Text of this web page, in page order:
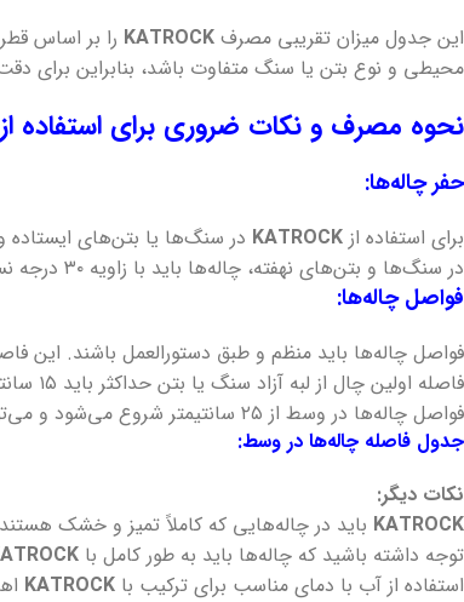
این جدول میزان تقریبی مصرف KATROCK را بر اساس
محیطی و نوع بتن یا سنگ متفاوت باشد، بنابراین برای
نحوه مصرف و نکات ضروری برای استفاده
حفر چاله‌ها:
برای استفاده از KATROCK در سنگ‌ها یا بتن‌های ایستاده
در سنگ‌ها و بتن‌های نهفته، چاله‌ها باید با زاویه ۳۰ درجه نسبت به محور سنگ یا بتن حفر گردند.
فواصل چاله‌ها:
فواصل چاله‌ها باید منظم و طبق دستورالعمل باشند. این
فاصله اولین چال از لبه آزاد سنگ یا بتن حداکثر باید ۱۵ سانتیمتر باشد.
فواصل چاله‌ها در وسط از ۲۵ سانتیمتر شروع می‌شود و می‌توانید از جدول زیر برای تعیین فاصله چاله‌ها در وسط از یکدیگر استفاده کنید.
جدول فاصله چاله‌ها در وسط:
نکات دیگر:
KATROCK باید در چاله‌هایی که کاملاً تمیز و خشک
توجه داشته باشید که چاله‌ها باید به طور کامل با
استفاده از آب با دمای مناسب برای ترکیب با KATROCK